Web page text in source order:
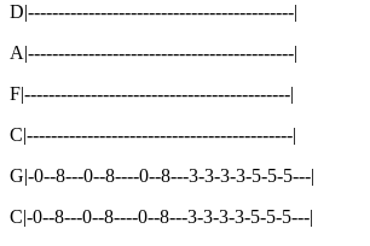
D|--------------------------------------------|
A|--------------------------------------------|
F|--------------------------------------------|
C|--------------------------------------------|
G|-0--8---0--8----0--8---3-3-3-3-5-5-5---|
C|-0--8---0--8----0--8---3-3-3-3-5-5-5---|